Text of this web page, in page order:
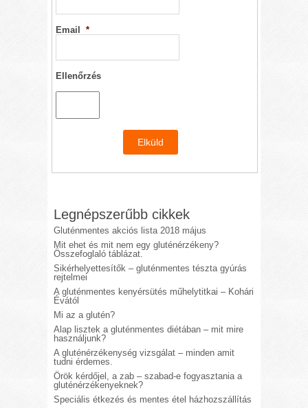
Email *
Ellenőrzés
Legnépszerűbb cikkek
Gluténmentes akciós lista 2018 május
Mit ehet és mit nem egy gluténérzékeny?
Összefoglaló táblázat.
Sikérhelyettesítők – gluténmentes tészta gyúrás
rejtelmei
A gluténmentes kenyérsütés műhelytitkai – Kohári
Évától
Mi az a glutén?
Alap lisztek a gluténmentes diétában – mit mire
használjunk?
A gluténérzékenység vizsgálat – minden amit
tudni érdemes.
Örök kérdőjel, a zab – szabad-e fogyasztania a
gluténérzékenyeknek?
Speciális étkezés és mentes étel házhozszállítás